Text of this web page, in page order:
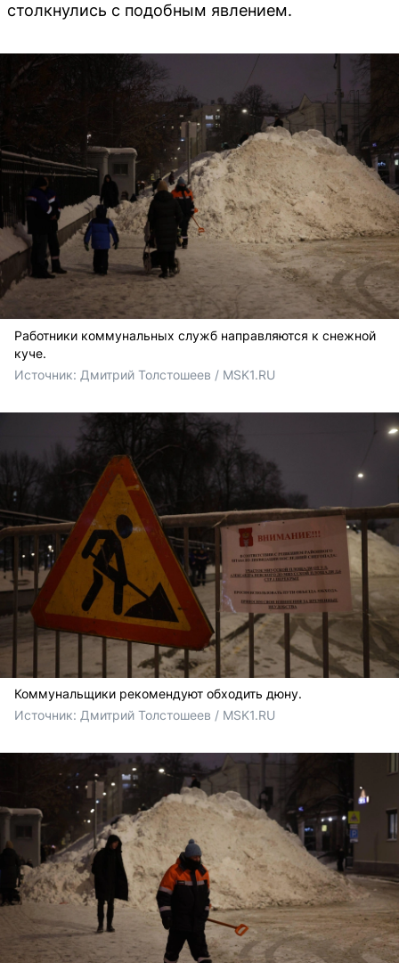
столкнулись с подобным явлением.
Работники коммунальных служб направляются к снежной
куче.
Источник: Дмитрий Толстошеев / MSK1.RU
Коммунальщики рекомендуют обходить дюну.
Источник: Дмитрий Толстошеев / MSK1.RU